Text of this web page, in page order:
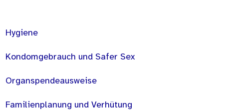
Hygiene
Kondomgebrauch und Safer Sex
Organspendeausweise
Familienplanung und Verhütung